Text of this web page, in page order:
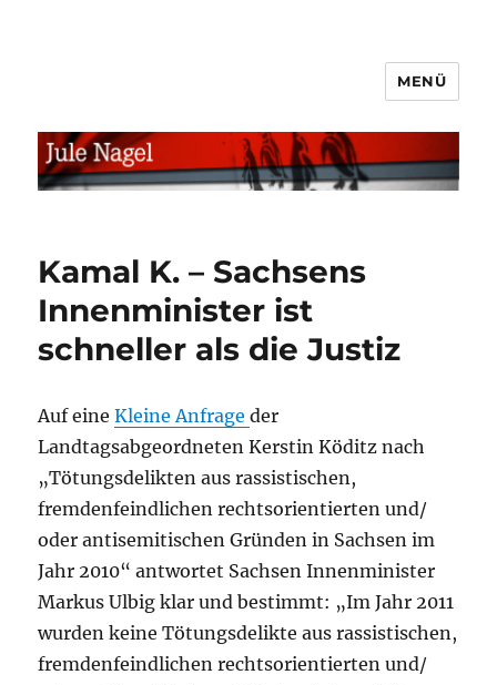
MENÜ
Kamal K. – Sachsens
Innenminister ist
schneller als die Justiz
Auf eineKleine Anfrageder
Landtagsabgeordneten Kerstin Köditz nach
„Tötungsdelikten aus rassistischen,
fremdenfeindlichen rechtsorientierten und/
oder antisemitischen Gründen in Sachsen im
Jahr 2010“ antwortet Sachsen Innenminister
Markus Ulbig klar und bestimmt: „Im Jahr 2011
wurden keine Tötungsdelikte aus rassistischen,
fremdenfeindlichen rechtsorientierten und/